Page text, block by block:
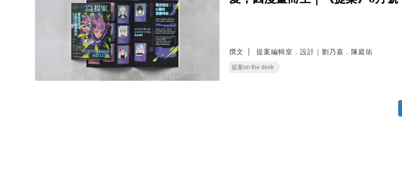
撰文 提案編輯室．設計｜劉乃嘉．陳庭佑
提案on the desk